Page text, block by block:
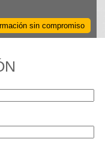
sin compromiso